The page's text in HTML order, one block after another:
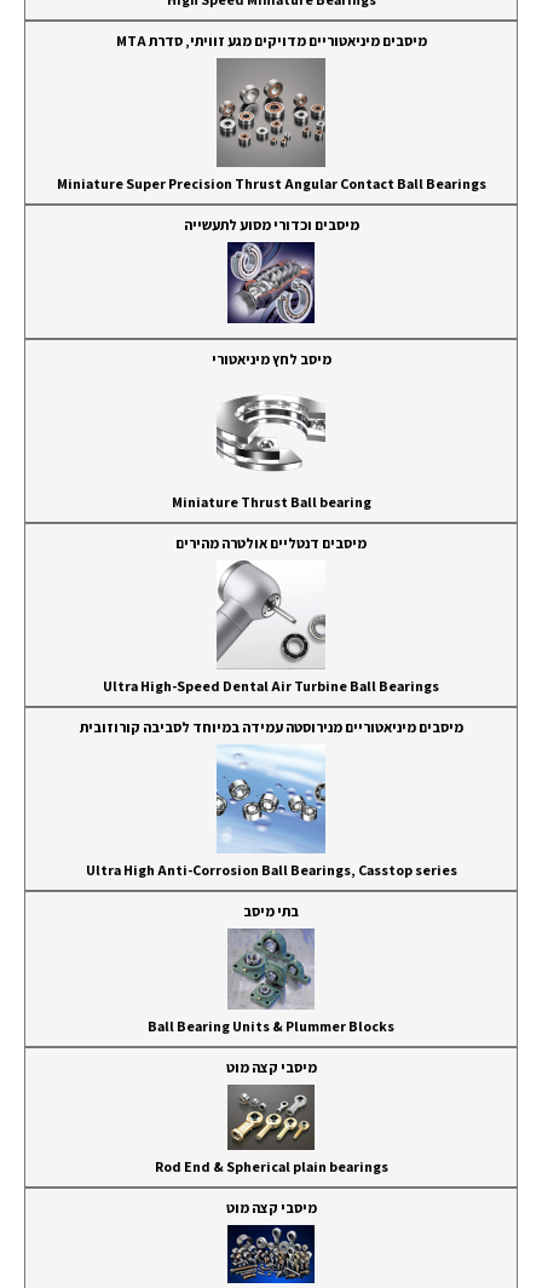
מיסבים מיניאטוריים מדויקים מגע זוויתי, סדרת MTA
Miniature Super Precision Thrust Angular Contact Ball Bearings
מיסבים וכדורי מסוע לתעשייה
מיסב לחץ מיניאטורי
Miniature Thrust Ball bearing
מיסבים דנטליים אולטרה מהירים
Ultra High-Speed Dental Air Turbine Ball Bearings
מיסבים מיניאטוריים מנירוסטה עמידה במיוחד לסביבה קורוזובית
Ultra High Anti-Corrosion Ball Bearings, Casstop series
בתי מיסב
Ball Bearing Units & Plummer Blocks
מיסבי קצה מוט
Rod End & Spherical plain bearings
מיסבי קצה מוט